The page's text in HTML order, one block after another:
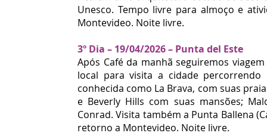
Unesco. Tempo livre para almoço e
Montevideo. Noite livre.
3º Dia – 19/04/2026 – Punta del Este
Após Café da manhã seguiremos
local para visita a cidade
conhecida como La Brava, com suas
e Beverly Hills com suas mansões;
Conrad. Visita também a Punta Ballena
retorno a Montevideo. Noite livre.